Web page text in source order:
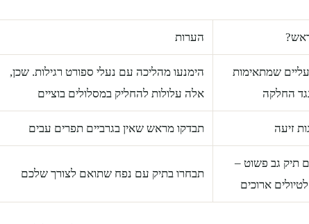
הערות
שמתאימות
החלקה
הימנעו מהליכה עם נעלי ספורט רגילות. שכן,
אלה עלולות להחליק במסלולים בוציים
זיעה תבדקו מראש שאין בגרביים תפרים עבים
תיק גב פשוט –
ארוכים
תבחרו בתיק עם נפח שתואם לצורך שלכם